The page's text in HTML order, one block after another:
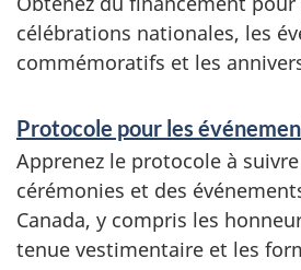
t
s
célébrations nationales, les
commémoratifs et les
Protocole pour les
Apprenez le protocole à
cérémonies et des
Canada, y compris les
tenue vestimentaire et les